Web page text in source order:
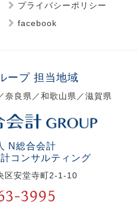
プライバシーポリシー
facebook
ープ 担当地域
奈良県／和歌山県／滋賀県
N総合会計
コンサルティング
区安堂寺町2-1-10
3995